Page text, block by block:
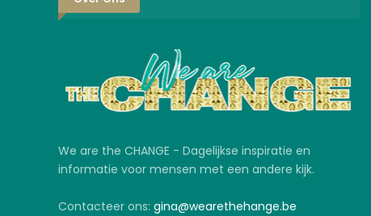
We are the CHANGE - Dagelijkse inspiratie en
informatie voor mensen met een andere kijk.
Contacteer ons: gina@wearethehange.be